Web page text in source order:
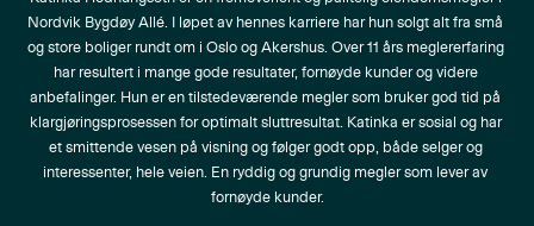
Nordvik Bygdøy Allé. I løpet av hennes karriere har hun solgt alt fra små
og store boliger rundt om i Oslo og Akershus. Over 11 års meglererfaring
har resultert i mange gode resultater, fornøyde kunder og videre
anbefalinger. Hun er en tilstedeværende megler som bruker god tid på
klargjøringsprosessen for optimalt sluttresultat. Katinka er sosial og har
et smittende vesen på visning og følger godt opp, både selger og
interessenter, hele veien. En ryddig og grundig megler som lever av
fornøyde kunder.